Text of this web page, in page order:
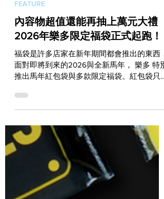
Dec 29, 2025
FEATURE
內容物超值還能再抽上萬元大禮
2026年樂多限定福袋正式起跑！
福袋是許多店家在新年期間都會推出的東西，
面對即將到來的2026與全新馬年， 樂多 特別
推出馬年紅包袋與多款限定福袋。紅包袋只要
袋後還可以再抽超過30樣好禮！ 這次由 樂多
推出的福袋已經開放預購，現在起就可以由此
網址 填單後完成預購。福袋售價是訂為每個
1,680元，內容物則是以 樂多 所販售的自家商
品和MOONEYES雜貨為主，包含隨機組合的
T-Shirt、小物和折扣福利卡等。這次販售的所
有福袋都會有尺寸標示，包含 S、M、L、